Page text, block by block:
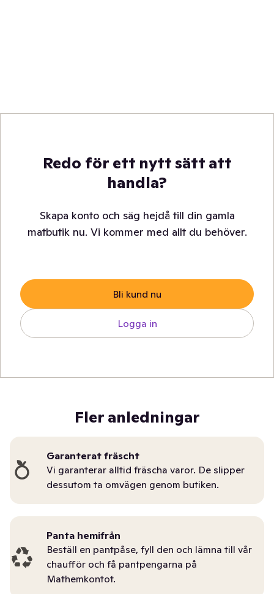
Redo för ett nytt sätt att
handla?
Skapa konto och säg hejdå till din gamla
matbutik nu. Vi kommer med allt du behöver.
Bli kund nu
Logga in
Fler anledningar
Garanterat fräscht
Vi garanterar alltid fräscha varor. De slipper
dessutom ta omvägen genom butiken.
Panta hemifrån
Beställ en pantpåse, fyll den och lämna till vår
chaufför och få pantpengarna på
Mathemkontot.